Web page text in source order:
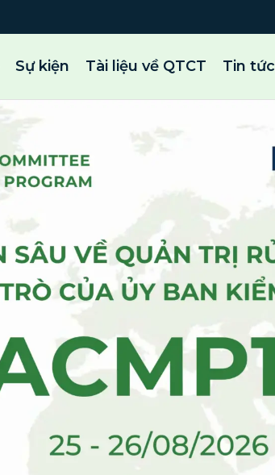
Sự kiện Tài liệu về QTCT Tin tức